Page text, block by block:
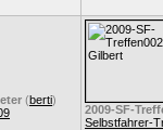
(berti)
2009-SF-
Selbstfahrer-